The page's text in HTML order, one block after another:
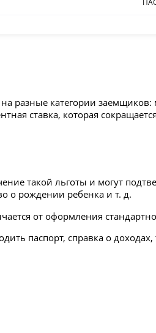
разные категории
ставка, которая
такой льготы и могут
о рождении ребенка и т. д.
от оформления
паспорт, справка о доходах,